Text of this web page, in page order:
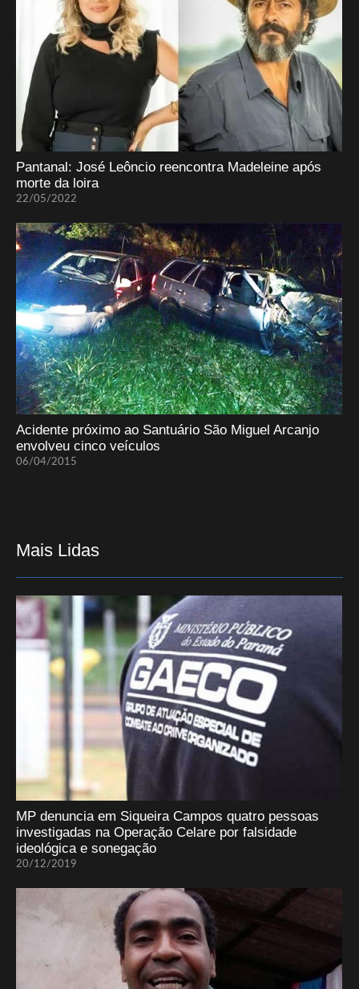
Pantanal: José Leôncio reencontra Madeleine após
morte da loira
22/05/2022
Acidente próximo ao Santuário São Miguel Arcanjo
envolveu cinco veículos
06/04/2015
Mais Lidas
MP denuncia em Siqueira Campos quatro pessoas
investigadas na Operação Celare por falsidade
ideológica e sonegação
20/12/2019